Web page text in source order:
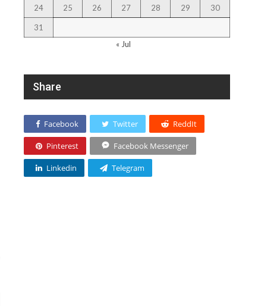
24 25 26 27 28 29 30
31
« Jul
Share
Facebook Twitter ReddIt
Pinterest Facebook Messenger
Linkedin Telegram